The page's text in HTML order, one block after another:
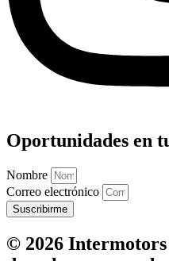
Oportunidades en
Nombre
Correo electrónico
Suscribirme
© 2026 Intermotors